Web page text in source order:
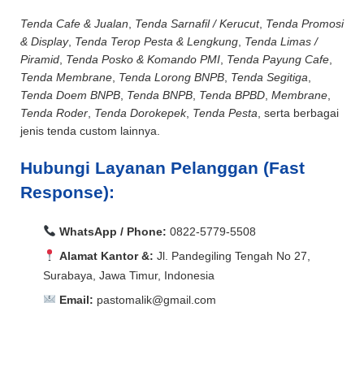
Tenda Cafe & Jualan Tenda Sarnafil / Kerucut, Tenda Promosi
& Display, Tenda Terop Pesta & Lengkung Tenda Limas /
Piramid Tenda Posko & Komando PMI Tenda Payung Cafe
Tenda Membrane Tenda Lorong BNPB Tenda Segitiga
Tenda Doem BNPB Tenda BNPB Tenda BPBD Membrane
Tenda Roder Tenda Dorokepek, Tenda Pesta , serta berbagai
jenis tenda custom lainnya.
Hubungi Layanan Pelanggan (Fast
Response):
WhatsApp / Phone: 0822-5779-5508
Alamat Kantor &: Jl. Pandegiling Tengah No 27,
Surabaya, Jawa Timur, Indonesia
Email: pastomalik@gmail.com